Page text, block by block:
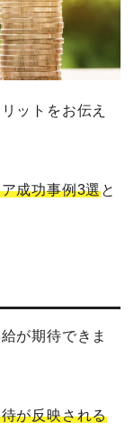
ットをお伝え
成功事例3選と
が期待できま
が反映される